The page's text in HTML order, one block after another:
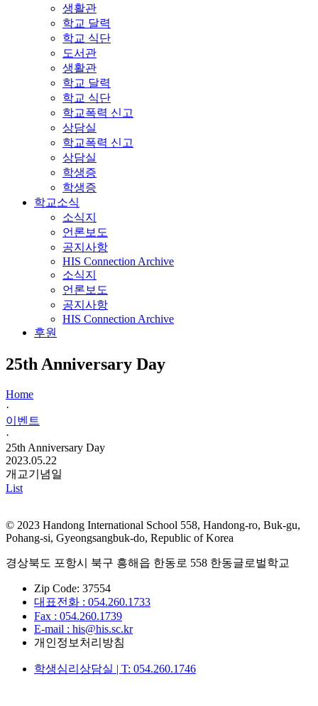
생활관
학교 달력
학교 식단
도서관
생활관
학교 달력
학교 식단
학교폭력 신고
상담실
학교폭력 신고
상담실
학생증
학생증
학교소식
소식지
언론보도
공지사항
HIS Connection Archive
소식지
언론보도
공지사항
HIS Connection Archive
후원
25th Anniversary Day
Home
·
이벤트
·
25th Anniversary Day
2023.05.22
개교기념일
List
© 2023 Handong International School 558, Handong-ro, Buk-gu,
Pohang-si, Gyeongsangbuk-do, Republic of Korea
경상북도 포항시 북구 흥해읍 한동로 558 한동글로벌학교
Zip Code: 37554
대표전화 : 054.260.1733
Fax : 054.260.1739
E-mail : his@his.sc.kr
개인정보처리방침
학생심리상담실 | T: 054.260.1746